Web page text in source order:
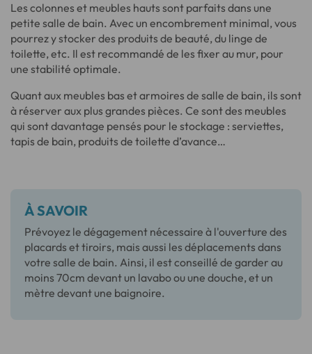
Les colonnes et meubles hauts sont parfaits dans une
petite salle de bain. Avec un encombrement minimal, vous
pourrez y stocker des produits de beauté, du linge de
toilette, etc. Il est recommandé de les fixer au mur, pour
une stabilité optimale.
Quant aux meubles bas et armoires de salle de bain, ils sont
à réserver aux plus grandes pièces. Ce sont des meubles
qui sont davantage pensés pour le stockage : serviettes,
tapis de bain, produits de toilette d’avance…
À SAVOIR
Prévoyez le dégagement nécessaire à l'ouverture des
placards et tiroirs, mais aussi les déplacements dans
votre salle de bain. Ainsi, il est conseillé de garder au
moins 70cm devant un lavabo ou une douche, et un
mètre devant une baignoire.